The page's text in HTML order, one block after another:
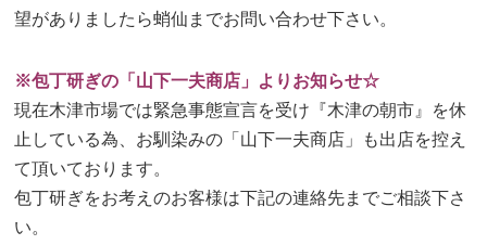
望がありましたら蛸仙までお問い合わせ下さい。
※包丁研ぎの「山下一夫商店」よりお知らせ☆
現在木津市場では緊急事態宣言を受け『木津の朝市』を休
止している為、お馴染みの「山下一夫商店」も出店を控え
て頂いております。
包丁研ぎをお考えのお客様は下記の連絡先までご相談下さ
い。